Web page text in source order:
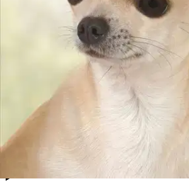
Best of Breed on englanninkielinen, 20-
on tuotettu asiantuntijatiimin yhteistyönä.
koiraroduista ja sen sisällön ovat
ammattikasvattajat ja pitkäaikaiset
perusteellisesti yhden koirarodun.
kasvattajille. Tämä opas tarjoaa
rodun kehityshistoriasta, rodun
peruskoulutuksesta ja sosiaalistamisesta,
ravitsemuksesta sekä terveydestä.